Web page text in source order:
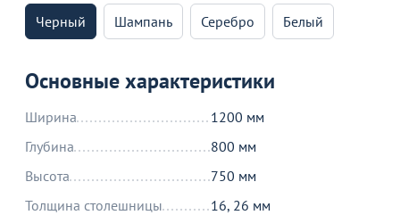
Черный Шампань Серебро Белый
Основные характеристики
Ширина
1200 мм
Глубина
800 мм
Высота
750 мм
Толщина столешницы
16, 26 мм